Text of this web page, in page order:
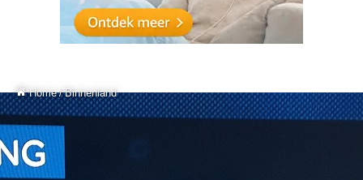
Home / Binnenland